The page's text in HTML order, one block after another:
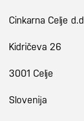
Cinkarna Celje
Kidričeva 26
3001 Celje
Slovenija